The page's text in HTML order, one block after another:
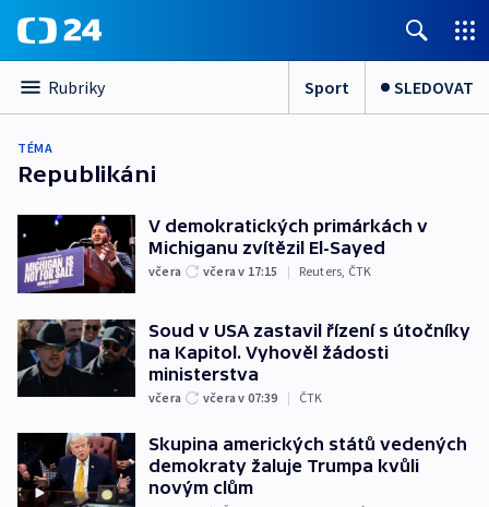
Rubriky Sport SLEDOVAT
TÉMA
Republikáni
V demokratických primárkách v
Michiganu zvítězil El-Sayed
včera včera v 17:15 | Reuters, ČTK
Soud v USA zastavil řízení s útočníky
na Kapitol. Vyhověl žádosti
ministerstva
včera včera v 07:39 | ČTK
Skupina amerických států vedených
demokraty žaluje Trumpa kvůli
novým clům